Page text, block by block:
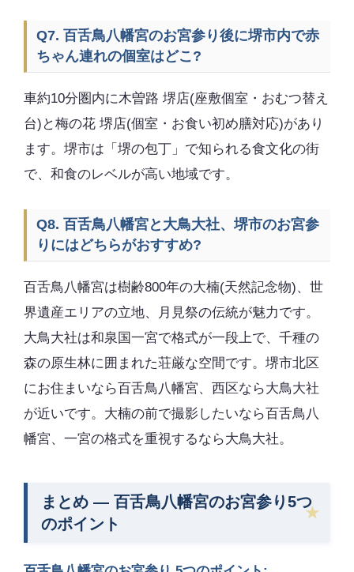
Q7. 百舌鳥八幡宮のお宮参り後に堺市内で赤
ちゃん連れの個室はどこ?
車約10分圏内に木曽路 堺店(座敷個室・おむつ替え
台)と梅の花 堺店(個室・お食い初め膳対応)があり
ます。堺市は「堺の包丁」で知られる食文化の街
で、和食のレベルが高い地域です。
Q8. 百舌鳥八幡宮と大鳥大社、堺市のお宮参
りにはどちらがおすすめ?
百舌鳥八幡宮は樹齢800年の大楠(天然記念物)、世
界遺産エリアの立地、月見祭の伝統が魅力です。
大鳥大社は和泉国一宮で格式が一段上で、千種の
森の原生林に囲まれた荘厳な空間です。堺市北区
にお住まいなら百舌鳥八幡宮、西区なら大鳥大社
が近いです。大楠の前で撮影したいなら百舌鳥八
幡宮、一宮の格式を重視するなら大鳥大社。
まとめ — 百舌鳥八幡宮のお宮参り5つ
のポイント